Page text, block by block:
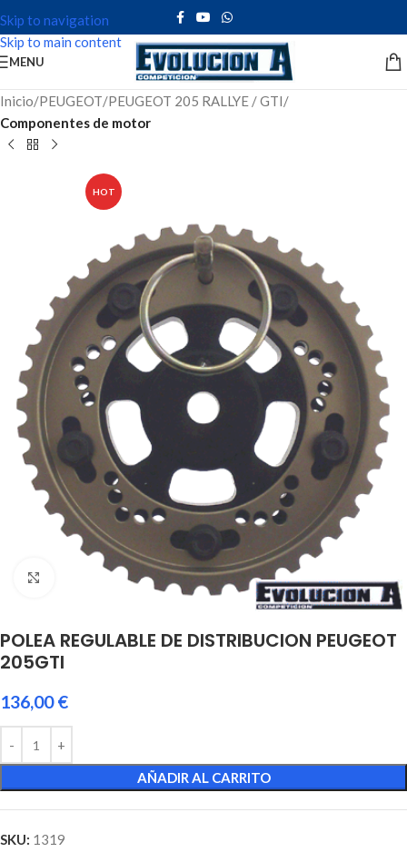
Skip to navigation
Skip to main content
MENU
Inicio PEUGEOT PEUGEOT 205 RALLYE / GTI
Componentes de motor
HOT
Click to enlarge
POLEA REGULABLE DE DISTRIBUCION PEUGEOT
205GTI
136,00€
AÑADIR AL CARRITO
SKU: 1319